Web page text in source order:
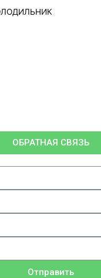
ОБРАТНАЯ СВЯЗЬ
Отправить